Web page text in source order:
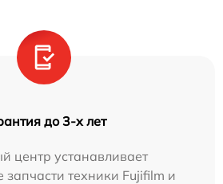
до 3-х лет
центр устанавливает
техники Fujifilm и